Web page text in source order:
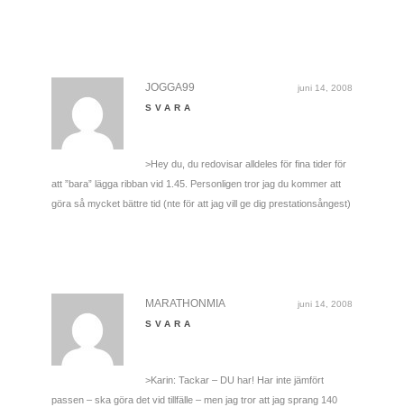
juni 14, 2008
JOGGA99
SVARA
>Hey du, du redovisar alldeles för fina tider för
att ”bara” lägga ribban vid 1.45. Personligen tror jag du kommer att
göra så mycket bättre tid (nte för att jag vill ge dig prestationsångest)
juni 14, 2008
MARATHONMIA
SVARA
>Karin: Tackar – DU har! Har inte jämfört
passen – ska göra det vid tillfälle – men jag tror att jag sprang 140